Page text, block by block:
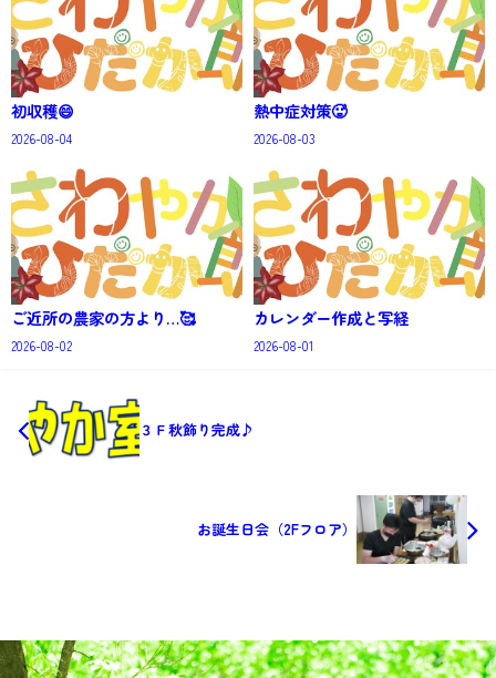
初収穫😄
2026-08-04
熱中症対策🥵
2026-08-03
ご近所の農家の方より…🥰
2026-08-02
カレンダー作成と写経
2026-08-01
３Ｆ秋飾り完成♪
お誕生日会（2Fフロア）